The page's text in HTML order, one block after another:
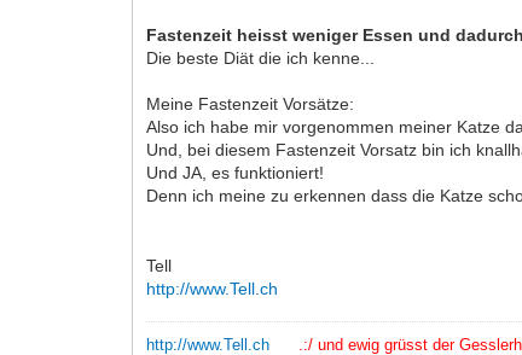
Fastenzeit heisst weniger Essen und
Die beste Diät die ich kenne...
Meine Fastenzeit Vorsätze:
Also ich habe mir vorgenommen meiner Katze
Und, bei diesem Fastenzeit Vorsatz bin ich
Und JA, es funktioniert!
Denn ich meine zu erkennen dass die Katze
Tell
http://www.Tell.ch
http://www.Tell.ch
.:/ und ewig grüsst der